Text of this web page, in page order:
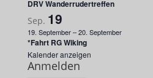
DRV Wanderrudertreffen
Sep. 19
19. September–20. September
*Fahrt RG Wiking
Kalender anzeigen
Anmelden